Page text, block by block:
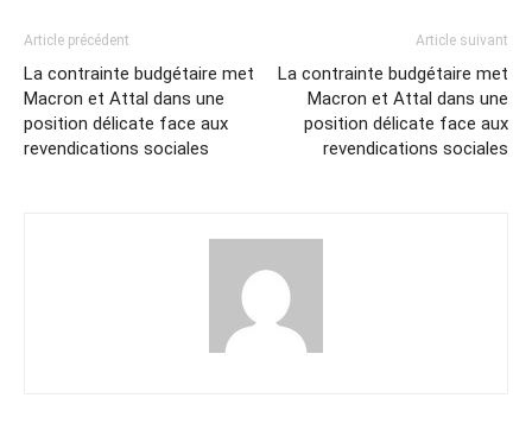
Article précédent
La contrainte budgétaire met
Macron et Attal dans une
position délicate face aux
revendications sociales
Article suivant
La contrainte budgétaire met
Macron et Attal dans une
position délicate face aux
revendications sociales